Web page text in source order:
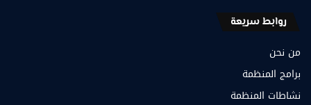
روابط سريعة
من نحن
برامج المنظمة
نشاطات المنظمة